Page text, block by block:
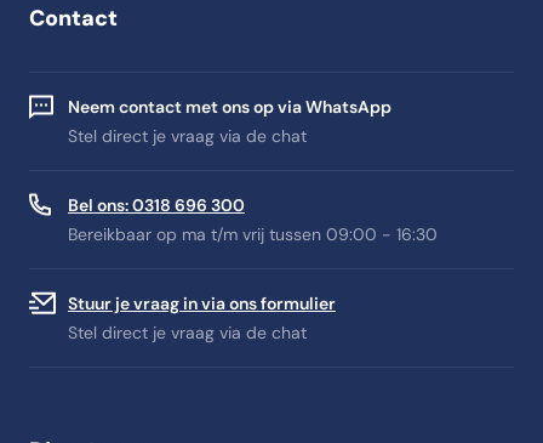
Contact
Neem contact met ons op via WhatsApp
Stel direct je vraag via de chat
Bel ons: 0318 696 300
Bereikbaar op ma t/m vrij tussen 09:00 - 16:30
Stuur je vraag in via ons formulier
Stel direct je vraag via de chat